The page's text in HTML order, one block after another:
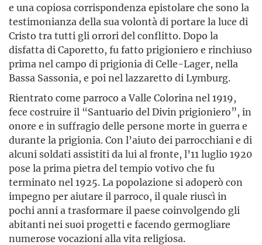
e una copiosa corrispondenza epistolare che sono la
testimonianza della sua volontà di portare la luce di
Cristo tra tutti gli orrori del conflitto. Dopo la
disfatta di Caporetto, fu fatto prigioniero e rinchiuso
prima nel campo di prigionia di Celle-Lager, nella
Bassa Sassonia, e poi nel lazzaretto di Lymburg.
Rientrato come parroco a Valle Colorina nel 1919,
fece costruire il “Santuario del Divin prigioniero”, in
onore e in suffragio delle persone morte in guerra e
durante la prigionia. Con l’aiuto dei parrocchiani e di
alcuni soldati assistiti da lui al fronte, l’11 luglio 1920
pose la prima pietra del tempio votivo che fu
terminato nel 1925. La popolazione si adoperò con
impegno per aiutare il parroco, il quale riuscì in
pochi anni a trasformare il paese coinvolgendo gli
abitanti nei suoi progetti e facendo germogliare
numerose vocazioni alla vita religiosa.